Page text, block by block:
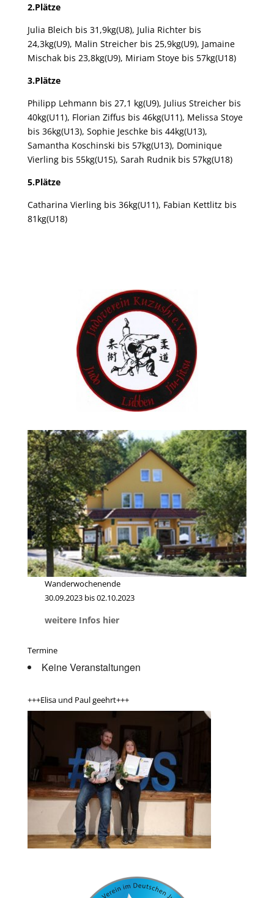
2.Plätze
Julia Bleich bis 31,9kg(U8), Julia Richter bis
24,3kg(U9), Malin Streicher bis 25,9kg(U9), Jamaine
Mischak bis 23,8kg(U9), Miriam Stoye bis 57kg(U18)
3.Plätze
Philipp Lehmann bis 27,1 kg(U9), Julius Streicher bis
40kg(U11), Florian Ziffus bis 46kg(U11), Melissa Stoye
bis 36kg(U13), Sophie Jeschke bis 44kg(U13),
Samantha Koschinski bis 57kg(U13), Dominique
Vierling bis 55kg(U15), Sarah Rudnik bis 57kg(U18)
5.Plätze
Catharina Vierling bis 36kg(U11), Fabian Kettlitz bis
81kg(U18)
Wanderwochenende
30.09.2023 bis 02.10.2023
weitere Infos hier
Termine
Keine Veranstaltungen
+++Elisa und Paul geehrt+++